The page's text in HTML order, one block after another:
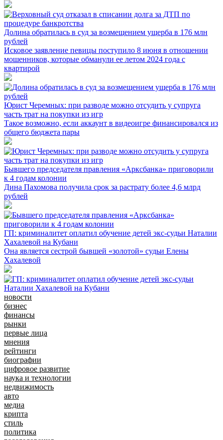
Долина обратилась в суд за возмещением ущерба в 176 млн
рублей
Исковое заявление певицы поступило 8 июня в отношении
мошенников, которые обманули ее летом 2024 года с
квартирой
Юрист Черемных: при разводе можно отсудить у супруга
часть трат на покупки из игр
Такое возможно, если аккаунт в видеоигре финансировался из
общего бюджета пары
Бывшего председателя правления «Арксбанка» приговорили
к 4 годам колонии
Дина Пахомова получила срок за растрату более 4,6 млрд
рублей
ГП: криминалитет оплатил обучение детей экс-судьи Наталии
Хахалевой на Кубани
Она является сестрой бывшей «золотой» судьи Елены
Хахалевой
новости
бизнес
финансы
рынки
первые лица
мнения
рейтинги
биографии
цифровое развитие
наука и технологии
недвижимость
авто
медиа
крипта
стиль
политика